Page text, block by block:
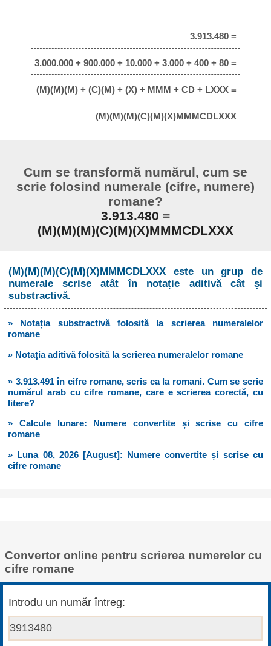
3.913.480 =
3.000.000 + 900.000 + 10.000 + 3.000 + 400 + 80 =
(M)(M)(M) + (C)(M) + (X) + MMM + CD + LXXX =
(M)(M)(M)(C)(M)(X)MMMCDLXXX
Cum se transformă numărul, cum se
scrie folosind numerale (cifre, numere)
romane?
3.913.480 =
(M)(M)(M)(C)(M)(X)MMMCDLXXX
(M)(M)(M)(C)(M)(X)MMMCDLXXX este un grup de
numerale scrise atât în notație aditivă cât și
substractivă.
» Notația substractivă folosită la scrierea numeralelor
romane
» Notația aditivă folosită la scrierea numeralelor romane
» 3.913.491 în cifre romane, scris ca la romani. Cum se scrie
numărul arab cu cifre romane, care e scrierea corectă, cu
litere?
» Calcule lunare: Numere convertite și scrise cu cifre
romane
» Luna 08, 2026 [August]: Numere convertite și scrise cu
cifre romane
Convertor online pentru scrierea numerelor cu
cifre romane
Introdu un număr întreg: